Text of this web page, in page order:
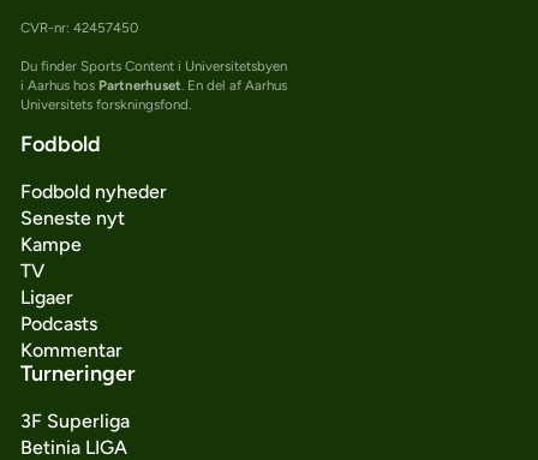
CVR-nr: 42457450
Du finder Sports Content i Universitetsbyen
i Aarhus hos Partnerhuset . En del af Aarhus
Universitets forskningsfond.
Fodbold
Fodbold nyheder
Seneste nyt
Kampe
TV
Ligaer
Podcasts
Kommentar
Turneringer
3F Superliga
Betinia LIGA